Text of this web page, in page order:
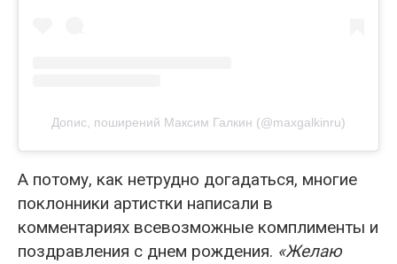
Допис, поширений Максим Галкин (@maxgalkinru)
А потому, как нетрудно догадаться, многие
поклонники артистки написали в
комментариях всевозможные комплименты и
поздравления с днем рождения. «Желаю